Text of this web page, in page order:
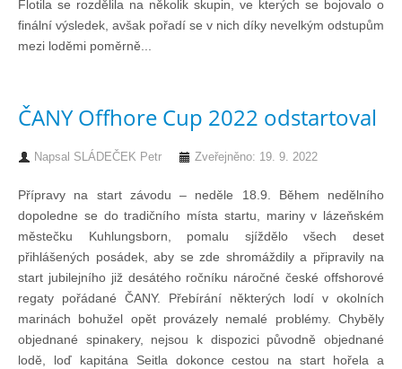
Fotogalerie
Knihovna
Knihovna
Knihy k prodeji
Kontakt
Bazar
Flotila se rozdělila na několik skupin, ve kterých se bojovalo o
finální výsledek, avšak pořadí se v nich díky nevelkým odstupům
mezi loděmi poměrně...
ČANY Offhore Cup 2022 odstartoval
Napsal SLÁDEČEK Petr Zveřejněno: 19. 9. 2022
Přípravy na start závodu – neděle 18.9. Během nedělního
dopoledne se do tradičního místa startu, mariny v lázeňském
městečku Kuhlungsborn, pomalu sjíždělo všech deset
přihlášených posádek, aby se zde shromáždily a připravily na
start jubilejního již desátého ročníku náročné české offshorové
regaty pořádané ČANY. Přebírání některých lodí v okolních
marinách bohužel opět provázely nemalé problémy. Chyběly
objednané spinakery, nejsou k dispozici původně objednané
lodě, loď kapitána Seitla dokonce cestou na start hořela a